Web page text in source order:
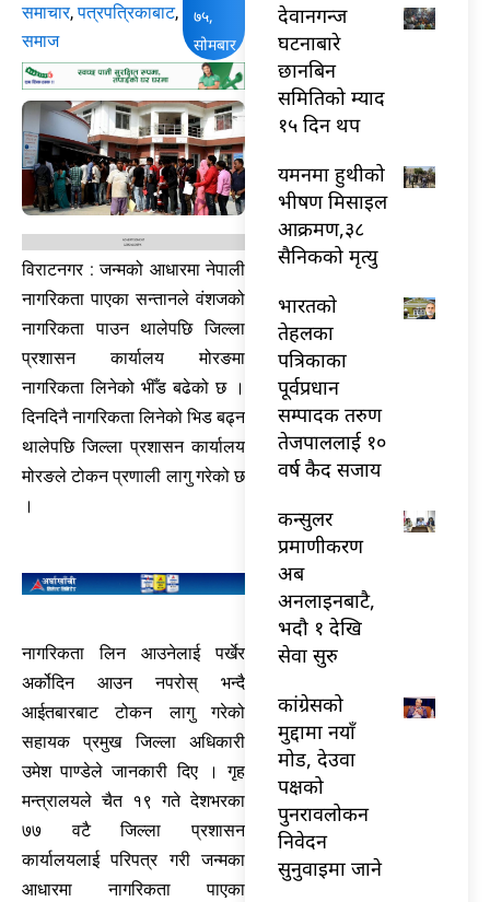
समाचार,पत्रपत्रिकाबाट,
समाज
७५,
सोमबार
विराटनगर : जन्मको आधारमा नेपाली
नागरिकता पाएका सन्तानले वंशजको
नागरिकता पाउन थालेपछि जिल्ला
प्रशासन कार्यालय मोरङमा
नागरिकता लिनेको भीँड बढेको छ ।
दिनदिनै नागरिकता लिनेको भिड बढ्न
थालेपछि जिल्ला प्रशासन कार्यालय
मोरङले टोकन प्रणाली लागु गरेको छ
।
नागरिकता लिन आउनेलाई पर्खेर
अर्कोदिन आउन नपरोस् भन्दै
आईतबारबाट टोकन लागु गरेको
सहायक प्रमुख जिल्ला अधिकारी
उमेश पाण्डेले जानकारी दिए । गृह
मन्त्रालयले चैत १९ गते देशभरका
७७ वटै जिल्ला प्रशासन
कार्यालयलाई परिपत्र गरी जन्मका
आधारमा नागरिकता पाएका
देवानगन्ज
घटनाबारे
छानबिन
समितिको म्याद
१५ दिन थप
यमनमा हुथीको
भीषण मिसाइल
आक्रमण,३८
सैनिकको मृत्यु
भारतकाे
तेहलका
पत्रिकाका
पूर्वप्रधान
सम्पादक तरुण
तेजपाललाई १०
वर्ष कैद सजाय
कन्सुलर
प्रमाणीकरण
अब
अनलाइनबाटै,
भदौ १ देखि
सेवा सुरु
कांग्रेसको
मुद्दामा नयाँ
मोड, देउवा
पक्षको
पुनरावलोकन
निवेदन
सुनुवाइमा जाने